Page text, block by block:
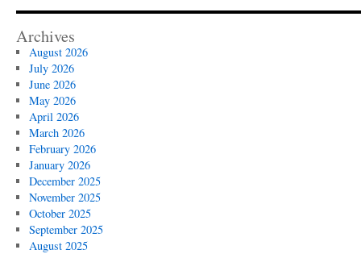
Archives
August 2026
July 2026
June 2026
May 2026
April 2026
March 2026
February 2026
January 2026
December 2025
November 2025
October 2025
September 2025
August 2025